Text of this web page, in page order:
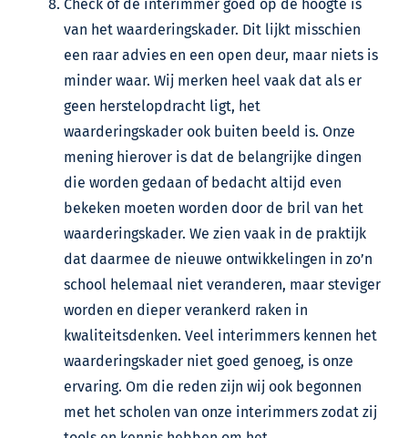
Check of de interimmer goed op de hoogte is
van het waarderingskader. Dit lijkt misschien
een raar advies en een open deur, maar niets is
minder waar. Wij merken heel vaak dat als er
geen herstelopdracht ligt, het
waarderingskader ook buiten beeld is. Onze
mening hierover is dat de belangrijke dingen
die worden gedaan of bedacht altijd even
bekeken moeten worden door de bril van het
waarderingskader. We zien vaak in de praktijk
dat daarmee de nieuwe ontwikkelingen in zo’n
school helemaal niet veranderen, maar steviger
worden en dieper verankerd raken in
kwaliteitsdenken. Veel interimmers kennen het
waarderingskader niet goed genoeg, is onze
ervaring. Om die reden zijn wij ook begonnen
met het scholen van onze interimmers zodat zij